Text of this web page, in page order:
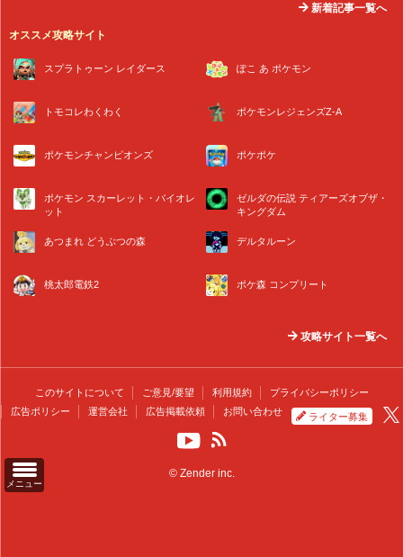
メニュー
新着記事一覧へ
オススメ攻略サイト
スプラトゥーン レイダース ぽこ あ ポケモン
トモコレわくわく ポケモンレジェンズZ-A
ポケモンチャンピオンズ ポケポケ
ポケモン スカーレット・バイオレ
ット
ゼルダの伝説 ティアーズオブザ・
キングダム
あつまれ どうぶつの森 デルタルーン
桃太郎電鉄2 ポケ森 コンプリート
攻略サイト一覧へ
このサイトについて ご意見/要望 利用規約
プライバシーポリシー
広告ポリシー
運営会社 広告掲載依頼 お問い合わせ ライター募集
© Zender inc.